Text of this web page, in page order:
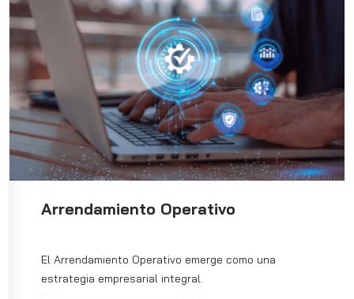
Arrendamiento Operativo
El Arrendamiento Operativo emerge como una
estrategia empresarial integral.